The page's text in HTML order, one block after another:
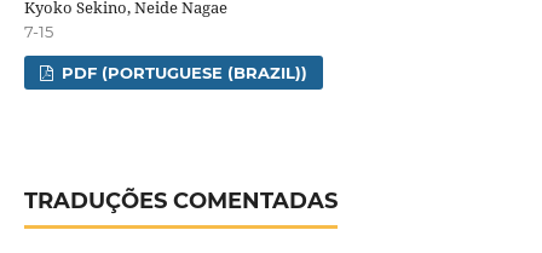
Kyoko Sekino, Neide Nagae
7-15
PDF (PORTUGUESE (BRAZIL))
TRADUÇÕES COMENTADAS